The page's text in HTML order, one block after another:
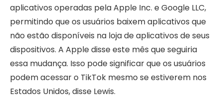
aplicativos operadas pela Apple Inc. e Google LLC,
permitindo que os usuários baixem aplicativos que
não estão disponíveis na loja de aplicativos de seus
dispositivos. A Apple disse este mês que seguiria
essa mudança. Isso pode significar que os usuários
podem acessar o TikTok mesmo se estiverem nos
Estados Unidos, disse Lewis.